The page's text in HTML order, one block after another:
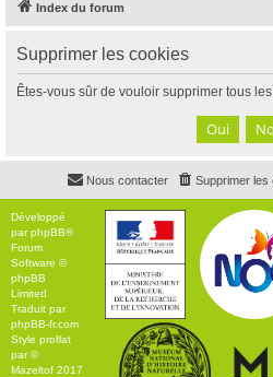
Index du forum
Supprimer les cookies
Êtes-vous sûr de vouloir supprimer tous
Supprimer les
Nous contacter
Développé
parphpBB®
Forum
Software ©
phpBB
Limited
Traduit par
phpBB-fr.com
Style proflat
par ©
Mazeltof 2017